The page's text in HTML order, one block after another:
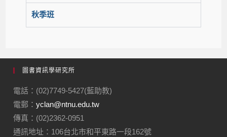
秋季班
圖書資訊學研究所
電話：(02)7749-5427(藍助教)
電郵：yclan@ntnu.edu.tw
傳真：(02)2362-0951
通訊地址：106台北市和平東路一段162號